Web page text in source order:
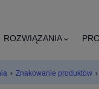
ROZWIĄZANIA
› Znakowanie produktów ›